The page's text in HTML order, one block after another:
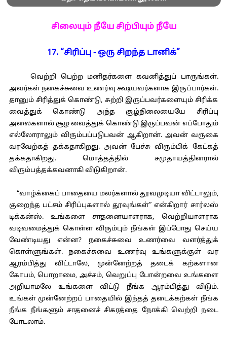
சிலையும் நீயே சிற்பியும் நீயே
17. “சிரிப்பு - ஒரு சிறந்த டானிக்”
வெற்றி பெற்ற மனிதர்களை கவனித்துப் பாருங்கள்.
அவர்கள் நகைச்சுவை உணர்வு கூடியவர்களாக இருப்பார்கள்.
தானும் சிரித்துக் கொண்டு, சுற்றி இருப்பவர்களையும் சிரிக்க
வைத்துக் கொண்டு அந்த சூழ்நிலையையே சிரிப்பு
அலைகளால் சூழ வைத்துக் கொண்டு இருப்பவன் எப்போதும்
எல்லோராலும் விரும்பப்படுபவன் ஆகிறான். அவன் வருகை
வரவேற்கத் தக்கதாகிறது. அவன் பேச்சு விரும்பிக் கேட்கத்
தக்கதாகிறது. மொத்தத்தில் சமுதாயத்தினரால்
விரும்பத்தக்கவனாகி விடுகிறான்.
“வாழ்க்கைப் பாதையை மலர்களால் தூவமுடியா விட்டாலும்,
குறைந்த பட்சம் சிரிப்புகளால் தூவுங்கள்” என்கிறார் சார்லஸ்
டிக்கன்ஸ். உங்களை சாதனையாளராக, வெற்றியாளராக
வடிவமைத்துக் கொள்ள விரும்பும் நீங்கள் இப்போது செய்ய
வேண்டியது என்ன? நகைச்சுவை உணர்வை வளர்த்துக்
கொள்ளுங்கள். நகைச்சுவை உணர்வு உங்களுக்குள் வர
ஆரம்பித்து விட்டாலே, முன்னேற்றத் தடைக் கற்களான
கோபம், பொறாமை, அச்சம், வெறுப்பு போன்றவை உங்களை
அறியாமலே உங்களை விட்டு நீங்க ஆரம்பித்து விடும்.
உங்கள் முன்னேற்றப் பாதையில் இந்தத் தடைக்கற்கள் நீங்க
நீங்க நீங்களும் சாதனைச் சிகரத்தை நோக்கி வெற்றி நடை
போடலாம்.